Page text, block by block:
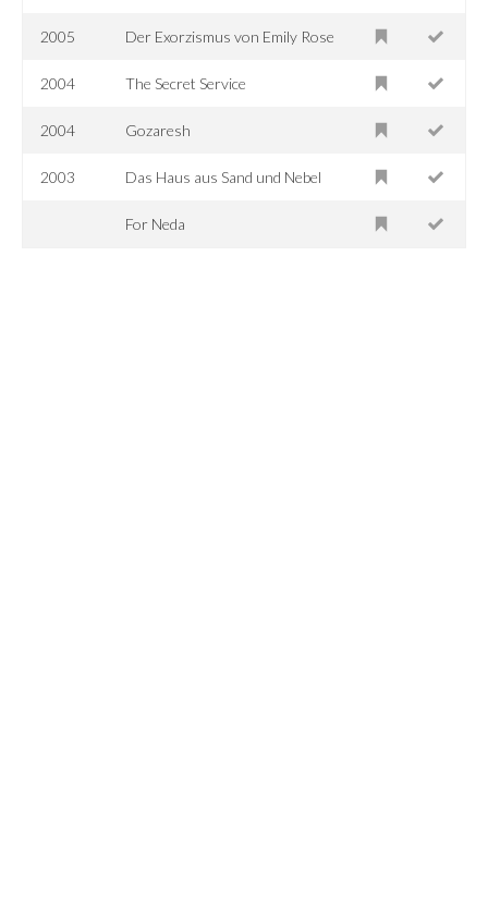
2005 Der Exorzismus von Emily Rose
2004 The Secret Service
2004 Gozaresh
2003 Das Haus aus Sand und Nebel
For Neda